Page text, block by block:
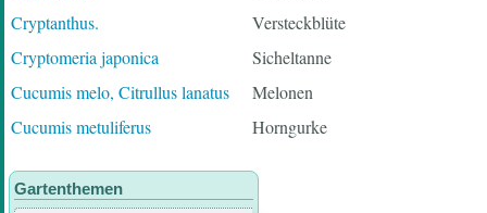
Cryptanthus.
Versteckblüte
Cryptomeria japonica
Sicheltanne
Cucumis melo, Citrullus lanatus
Melonen
Cucumis metuliferus
Horngurke
Gartenthemen